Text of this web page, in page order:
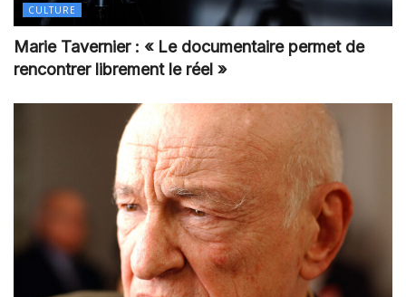
CULTURE
Marie Tavernier : « Le documentaire permet de
rencontrer librement le réel »